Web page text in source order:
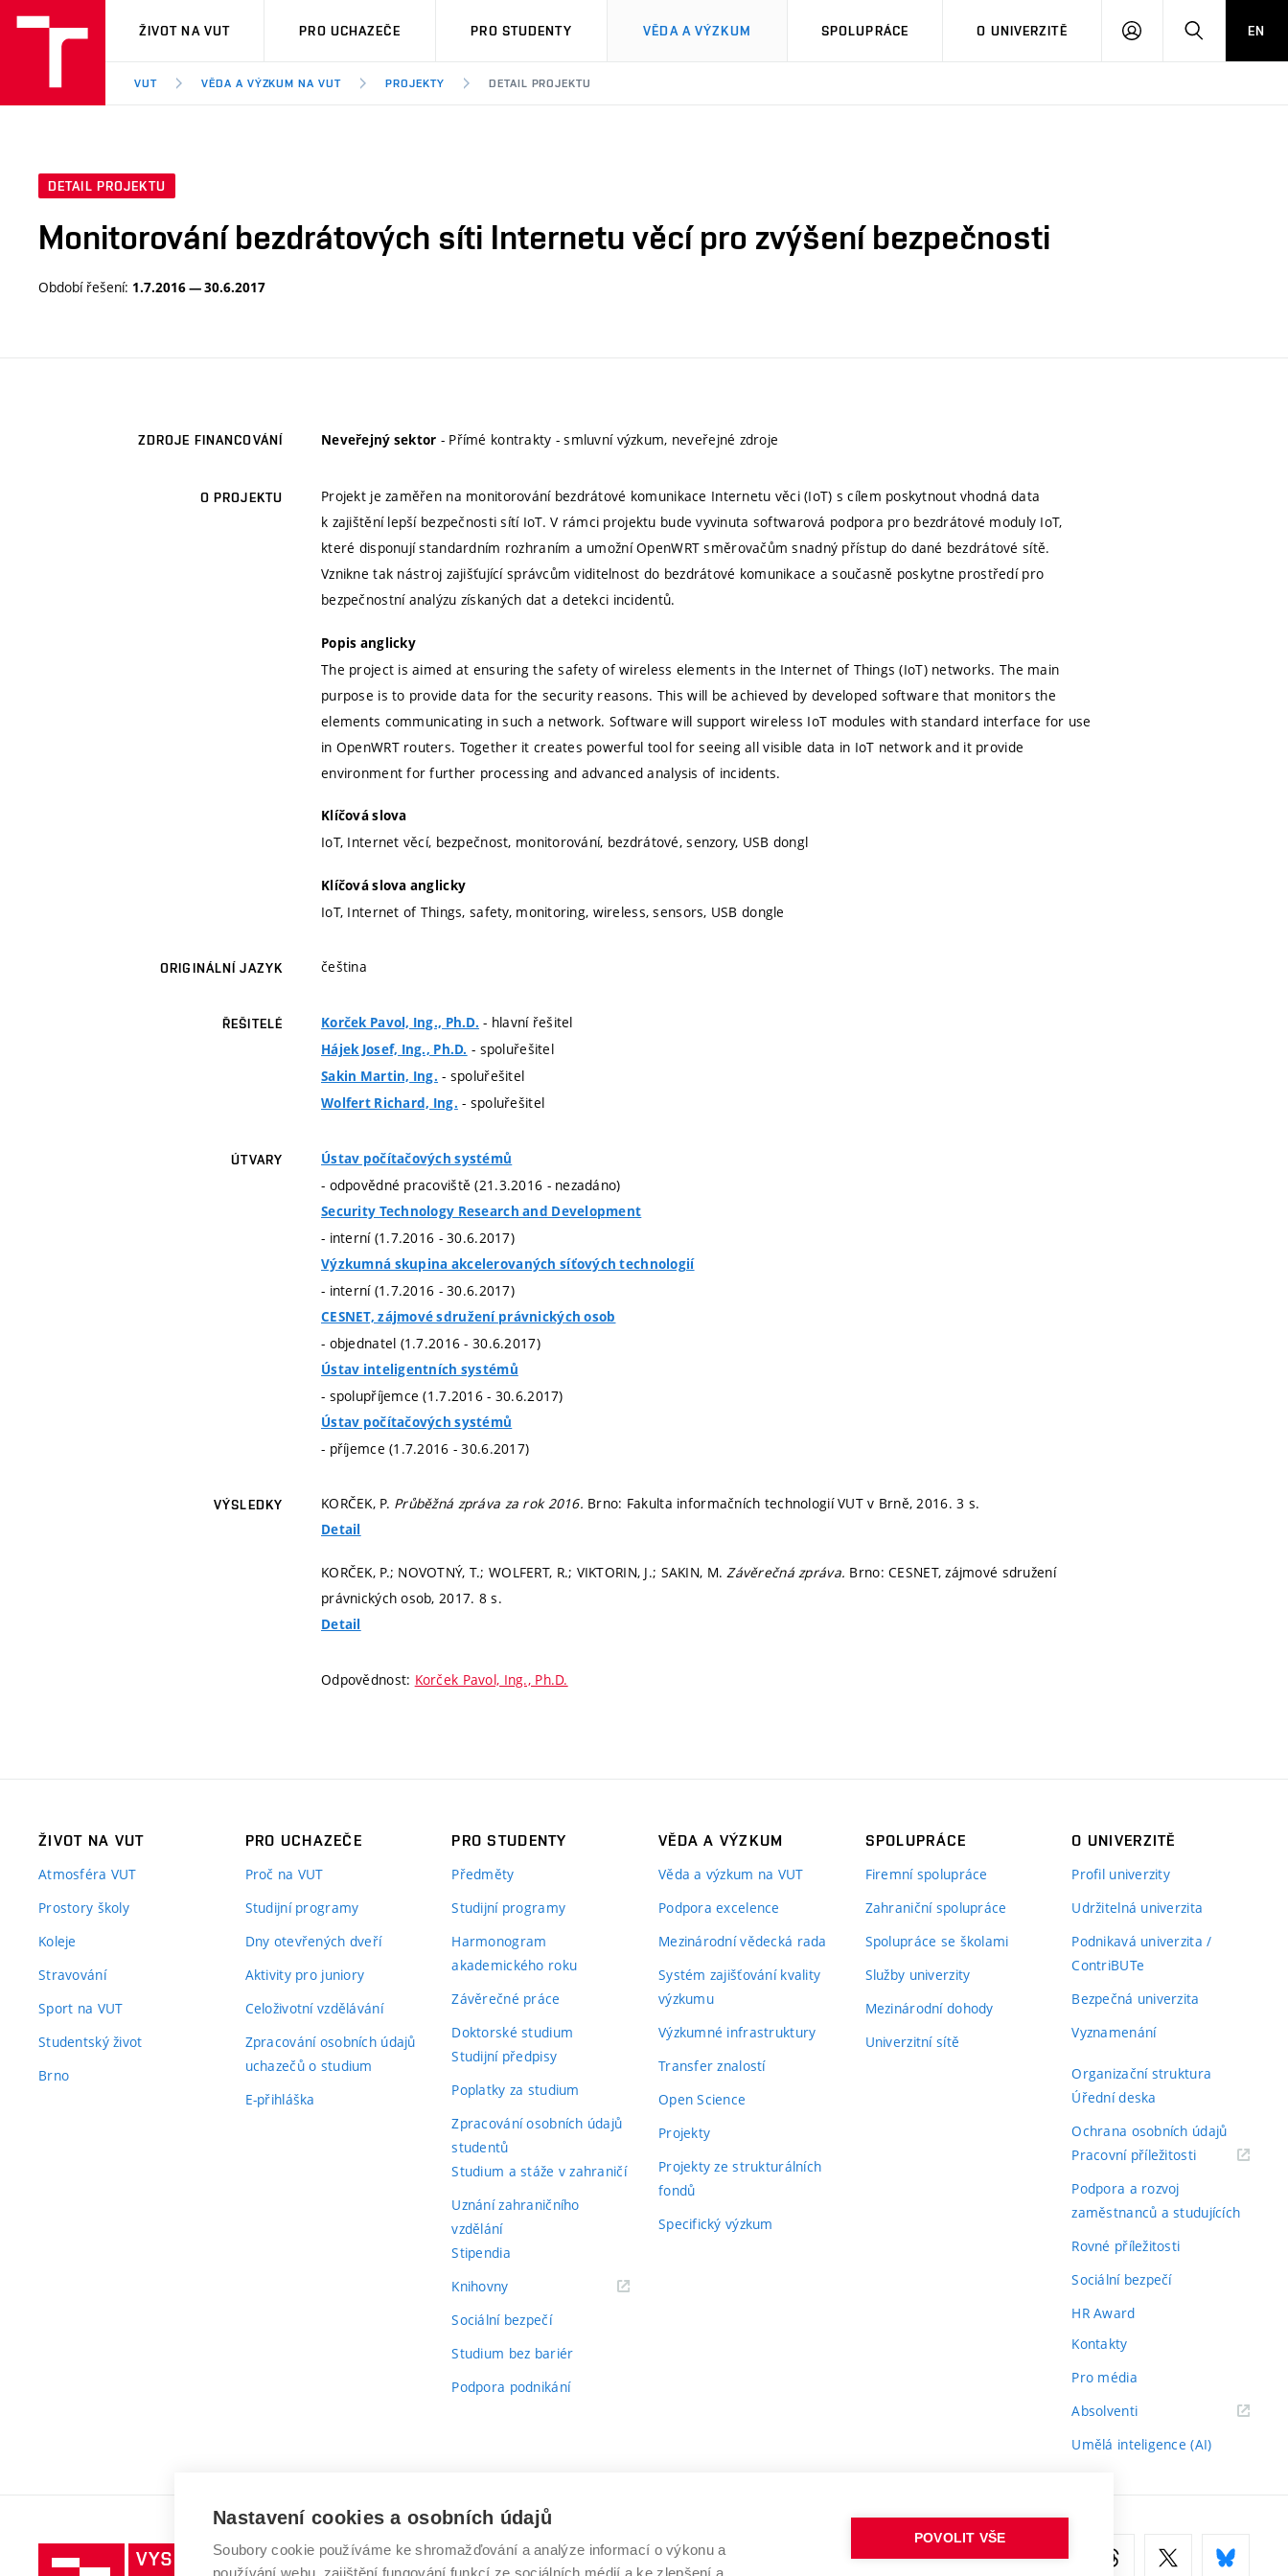
VUT
ŽIVOT NA VUT PRO UCHAZEČE PRO STUDENTY VĚDA A VÝZKUM SPOLUPRÁCE O UNIVERZITĚ
PŘIHLÁSIT HLEDATEN
VUT VĚDA A VÝZKUM NA VUT PROJEKTY DETAIL PROJEKTU
DETAIL PROJEKTU
Monitorování bezdrátových síti Internetu věcí pro zvýšení bezpečnosti
Období řešení: 1.7.2016 — 30.6.2017
ZDROJE FINANCOVÁNÍ Neveřejný sektor - Přímé kontrakty - smluvní výzkum, neveřejné zdroje
O PROJEKTU
Projekt je zaměřen na monitorování bezdrátové komunikace Internetu věci (IoT) s cílem poskytnout vhodná data
k zajištění lepší bezpečnosti sítí IoT. V rámci projektu bude vyvinuta softwarová podpora pro bezdrátové moduly IoT,
které disponují standardním rozhraním a umožní OpenWRT směrovačům snadný přístup do dané bezdrátové sítě.
Vznikne tak nástroj zajišťující správcům viditelnost do bezdrátové komunikace a současně poskytne prostředí pro
bezpečnostní analýzu získaných dat a detekci incidentů.
Popis anglicky
The project is aimed at ensuring the safety of wireless elements in the Internet of Things (IoT) networks. The main
purpose is to provide data for the security reasons. This will be achieved by developed software that monitors the
elements communicating in such a network. Software will support wireless IoT modules with standard interface for use
in OpenWRT routers. Together it creates powerful tool for seeing all visible data in IoT network and it provide
environment for further processing and advanced analysis of incidents.
Klíčová slova
IoT, Internet věcí, bezpečnost, monitorování, bezdrátové, senzory, USB dongl
Klíčová slova anglicky
IoT, Internet of Things, safety, monitoring, wireless, sensors, USB dongle
ORIGINÁLNÍ JAZYK čeština
ŘEŠITELÉ Korček Pavol, Ing., Ph.D. - hlavní řešitel
Hájek Josef, Ing., Ph.D. - spoluřešitel
Sakin Martin, Ing. - spoluřešitel
Wolfert Richard, Ing. - spoluřešitel
ÚTVARY Ústav počítačových systémů
- odpovědné pracoviště (21.3.2016 - nezadáno)
Security Technology Research and Development
- interní (1.7.2016 - 30.6.2017)
Výzkumná skupina akcelerovaných síťových technologií
- interní (1.7.2016 - 30.6.2017)
CESNET, zájmové sdružení právnických osob
- objednatel (1.7.2016 - 30.6.2017)
Ústav inteligentních systémů
- spolupříjemce (1.7.2016 - 30.6.2017)
Ústav počítačových systémů
- příjemce (1.7.2016 - 30.6.2017)
VÝSLEDKY KORČEK, P. Průběžná zpráva za rok 2016. Brno: Fakulta informačních technologií VUT v Brně, 2016. 3 s.
Detail
KORČEK, P.; NOVOTNÝ, T.; WOLFERT, R.; VIKTORIN, J.; SAKIN, M.Závěrečná zpráva. Brno: CESNET, zájmové sdružení
právnických osob, 2017. 8 s.
Detail
Odpovědnost: Korček Pavol, Ing., Ph.D.
ŽIVOT NA VUT
Atmosféra VUT
Prostory školy
Koleje
Stravování
Sport na VUT
Studentský život
Brno
PRO UCHAZEČE
Proč na VUT
Studijní programy
Dny otevřených dveří
Aktivity pro juniory
Celoživotní vzdělávání
Zpracování osobních údajů
uchazečů o studium
E-přihláška
PRO STUDENTY
Předměty
Studijní programy
Harmonogram
akademického roku
Závěrečné práce
Doktorské studium
Studijní předpisy
Poplatky za studium
Zpracování osobních údajů
studentů
Studium a stáže v zahraničí
Uznání zahraničního
vzdělání
Stipendia
Knihovny(externí
Sociální bezpečí
Studium bez bariér
Podpora podnikání
VĚDA A VÝZKUM
Věda a výzkum na VUT
Podpora excelence
Mezinárodní vědecká rada
Systém zajišťování kvality
výzkumu
Výzkumné infrastruktury
Transfer znalostí
Open Science
Projekty
Projekty ze strukturálních
fondů
Specifický výzkum
SPOLUPRÁCE
Firemní spolupráce
Zahraniční spolupráce
Spolupráce se školami
Služby univerzity
Mezinárodní dohody
Univerzitní sítě
O UNIVERZITĚ
Profil univerzity
Udržitelná univerzita
Podnikavá univerzita /
ContriBUTe
Bezpečná univerzita
Vyznamenání
Organizační struktura
Úřední deska
Ochrana osobních údajů
Pracovní příležitosti(externí
Podpora a rozvoj
zaměstnanců a studujících
Rovné příležitosti
Sociální bezpečí
HR Award
Kontakty
Pro média
Absolventi(externí
Umělá inteligence (AI)
Vysoké
VYSOKÉ UČENÍ TECHNICKÉ V BRNĚ
Nastavení cookies a osobních údajů
Soubory cookie používáme ke shromažďování a analýze informací o výkonu a
používání webu, zajištění fungování funkcí ze sociálních médií a ke zlepšení a
POVOLIT VŠE